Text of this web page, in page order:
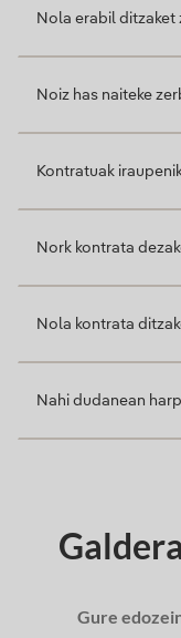
Nola erabil ditzaket
Noiz has naiteke
Kontratuak
Nork kontrata
Nola kontrata
Nahi dudanean
Gure